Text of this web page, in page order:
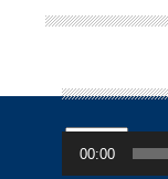
00:00